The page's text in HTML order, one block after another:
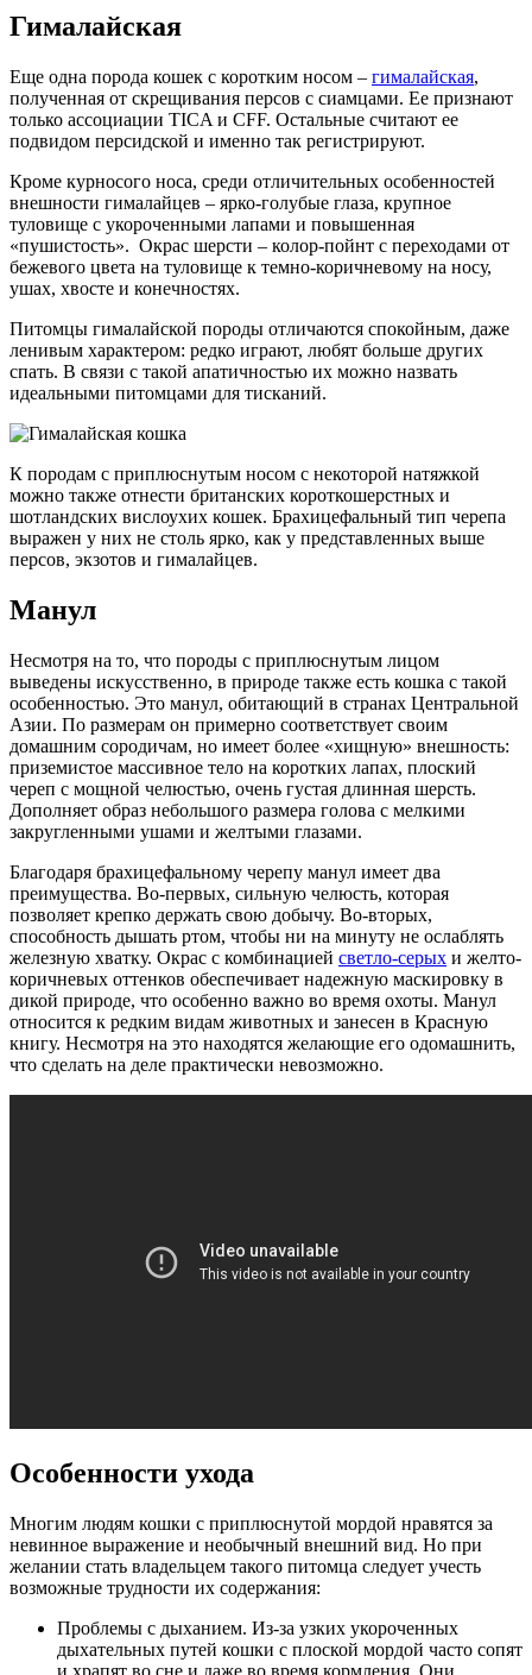
Гималайская
Еще одна порода кошек с коротким носом – гималайская,
полученная от скрещивания персов с сиамцами. Ее признают
только ассоциации TICA и CFF. Остальные считают ее
подвидом персидской и именно так регистрируют.
Кроме курносого носа, среди отличительных особенностей
внешности гималайцев – ярко-голубые глаза, крупное
туловище с укороченными лапами и повышенная
«пушистость». Окрас шерсти – колор-пойнт с переходами от
бежевого цвета на туловище к темно-коричневому на носу,
ушах, хвосте и конечностях.
Питомцы гималайской породы отличаются спокойным, даже
ленивым характером: редко играют, любят больше других
спать. В связи с такой апатичностью их можно назвать
идеальными питомцами для тисканий.
К породам с приплюснутым носом с некоторой натяжкой
можно также отнести британских короткошерстных и
шотландских вислоухих кошек. Брахицефальный тип черепа
выражен у них не столь ярко, как у представленных выше
персов, экзотов и гималайцев.
Манул
Несмотря на то, что породы с приплюснутым лицом
выведены искусственно, в природе также есть кошка с такой
особенностью. Это манул, обитающий в странах Центральной
Азии. По размерам он примерно соответствует своим
домашним сородичам, но имеет более «хищную» внешность:
приземистое массивное тело на коротких лапах, плоский
череп с мощной челюстью, очень густая длинная шерсть.
Дополняет образ небольшого размера голова с мелкими
закругленными ушами и желтыми глазами.
Благодаря брахицефальному черепу манул имеет два
преимущества. Во-первых, сильную челюсть, которая
позволяет крепко держать свою добычу. Во-вторых,
способность дышать ртом, чтобы ни на минуту не ослаблять
железную хватку. Окрас с комбинацией светло-серых и желто-
коричневых оттенков обеспечивает надежную маскировку в
дикой природе, что особенно важно во время охоты. Манул
относится к редким видам животных и занесен в Красную
книгу. Несмотря на это находятся желающие его одомашнить,
что сделать на деле практически невозможно.
Особенности ухода
Многим людям кошки с приплюснутой мордой нравятся за
невинное выражение и необычный внешний вид. Но при
желании стать владельцем такого питомца следует учесть
возможные трудности их содержания:
Проблемы с дыханием. Из-за узких укороченных
дыхательных путей кошки с плоской мордой часто сопят
и храпят во сне и даже во время кормления. Они